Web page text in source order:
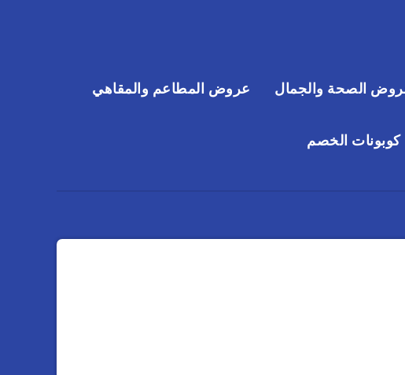
الصحة والجمال عروض المطاعم والمقاهي
كوبونات الخصم